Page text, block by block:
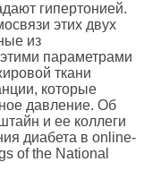
гипертонией.
этих двух
из
параметрами
ткани
которые
давление. Об
и ее коллеги
диабета в online-
of the National